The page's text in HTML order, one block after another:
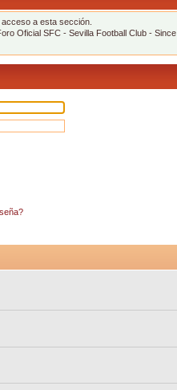
a esta sección.
Oficial SFC - Sevilla Football Club - Since